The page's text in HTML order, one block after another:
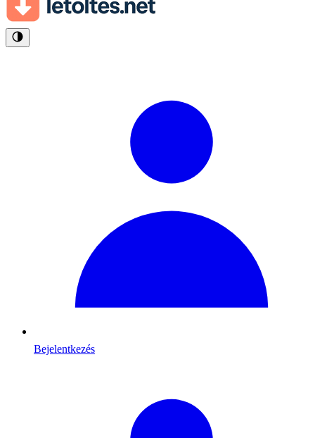
Bejelentkezés